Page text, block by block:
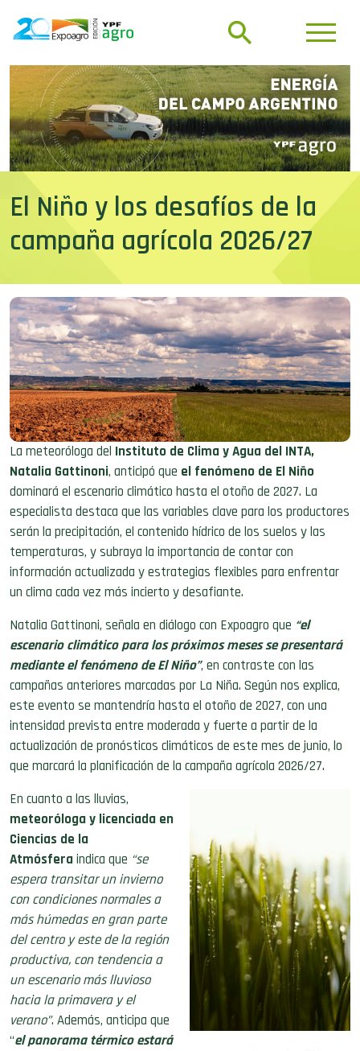
El Niño y los desafíos de la
campaña agrícola 2026/27
La meteoróloga del Instituto de Clima y Agua del INTA,
Natalia Gattinoni, anticipó que el fenómeno de El Niño
dominará el escenario climático hasta el otoño de 2027. La
especialista destaca que las variables clave para los productores
serán la precipitación, el contenido hídrico de los suelos y las
temperaturas, y subraya la importancia de contar con
información actualizada y estrategias flexibles para enfrentar
un clima cada vez más incierto y desafiante.
Natalia Gattinoni, señala en diálogo con Expoagro que “el
escenario climático para los próximos meses se presentará
mediante el fenómeno de El Niño”, en contraste con las
campañas anteriores marcadas por La Niña. Según nos explica,
este evento se mantendría hasta el otoño de 2027, con una
intensidad prevista entre moderada y fuerte a partir de la
actualización de pronósticos climáticos de este mes de junio, lo
que marcará la planificación de la campaña agrícola 2026/27.
En cuanto a las lluvias,
meteoróloga y licenciada en
Ciencias de la
Atmósferaindica que “se
espera transitar un invierno
con condiciones normales a
más húmedas en gran parte
del centro y este de la región
productiva, con tendencia a
un escenario más lluvioso
hacia la primavera y el
verano”. Además, anticipa que
“el panorama térmico estará